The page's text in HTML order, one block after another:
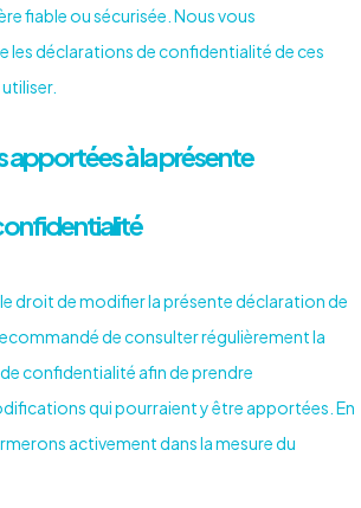
fiable ou sécurisée. Nous vous
les déclarations de confidentialité de ces
à la présente
droit de modifier la présente déclaration de
de consulter régulièrement la
confidentialité afin de prendre
qui pourraient y être apportées. En
activement dans la mesure du